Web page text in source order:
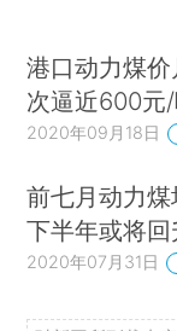
港口动力煤
次逼近600元
2020年09月18日
前七月动力
下半年或将回
2020年07月31日